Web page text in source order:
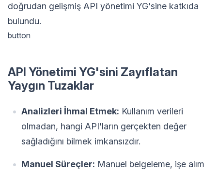
doğrudan gelişmiş API yönetimi YG'sine katkıda
bulundu.
button
API Yönetimi YG'sini Zayıflatan
Yaygın Tuzaklar
Analizleri İhmal Etmek: Kullanım verileri
olmadan, hangi API'ların gerçekten değer
sağladığını bilmek imkansızdır.
Manuel Süreçler: Manuel belgeleme, işe alım